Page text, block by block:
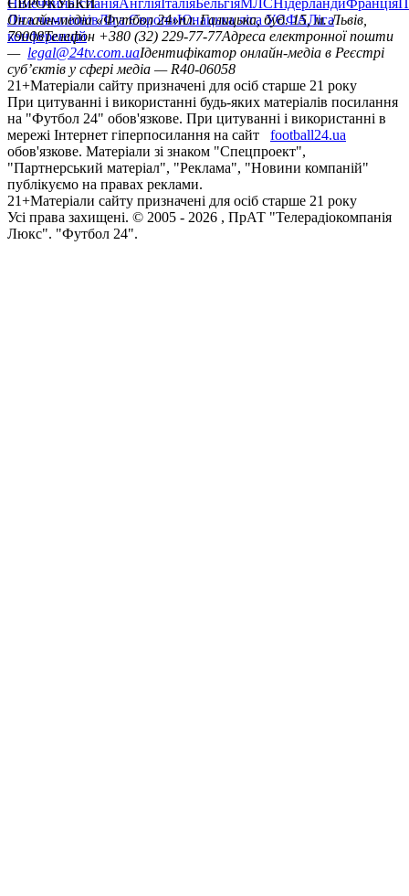
НімеччинаІспаніяАнглія ІталіяБельгіяМЛС НідерландиФранція
ЄВРОКУБКИ
Ліга чемпіонівЛіга ЄвропиЮнацька ліга УЄФАЛіга
конференцій
Онлайн-медіа «Футбол 24»пл. Галицька, буд. 15, м. Львів,
79008Телефон +380 (32) 229-77-77Адреса електронної пошти
— legal@24tv.com.uaІдентифікатор онлайн-медіа в Реєстрі
суб’єктів у сфері медіа — R40-06058
21+Матеріали сайту призначені для осіб старше 21 року
При цитуванні і використанні будь-яких матеріалів посилання
на "Футбол 24" обов'язкове. При цитуванні і використанні в
мережі Інтернет гіперпосилання на сайт
football24.ua
обов'язкове. Матеріали зі знаком "Спецпроект",
"Партнерський матеріал", "Реклама", "Новини компаній"
публікуємо на правах реклами.
21+Матеріали сайту призначені для осіб старше 21 року
Усi права захищенi. © 2005 - 2026 , ПрАТ "Телерадіокомпанія
Люкс". "Футбол 24".